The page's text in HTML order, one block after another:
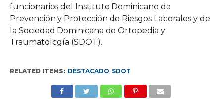
funcionarios del Instituto Dominicano de
Prevención y Protección de Riesgos Laborales y de
la Sociedad Dominicana de Ortopedia y
Traumatología (SDOT).
RELATED ITEMS: DESTACADO SDOT